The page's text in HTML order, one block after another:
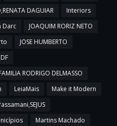
DAGUIAR
Interiors
Darc
JOAQUIM RORIZ NETO
JOSE HUMBERTO
RODRIGO DELMASSO
LeiaMais
Make it Modern
Martins Machado